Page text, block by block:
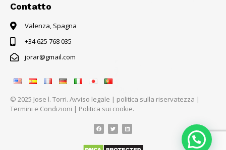
Contatto
Valenza, Spagna
+34 625 768 035
jorar@gmail.com
© 2025 Jose l. Torri. Avviso legale | politica sulla riservatezza |
Termini e Condizioni | Politica sui cookie.